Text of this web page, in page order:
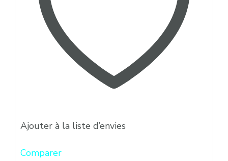
Ajouter à la liste d’envies
Comparer